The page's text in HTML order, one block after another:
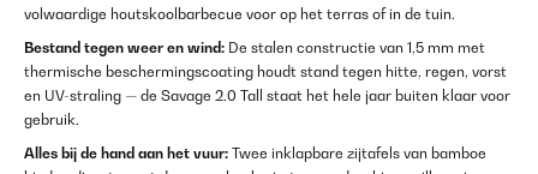
volwaardige houtskoolbarbecue voor op het terras of in de tuin.
Bestand tegen weer en wind: De stalen constructie van 1,5 mm met
thermische beschermingscoating houdt stand tegen hitte, regen, vorst
en UV-straling — de Savage 2.0 Tall staat het hele jaar buiten klaar voor
gebruik.
Alles bij de hand aan het vuur: Twee inklapbare zijtafels van bamboe